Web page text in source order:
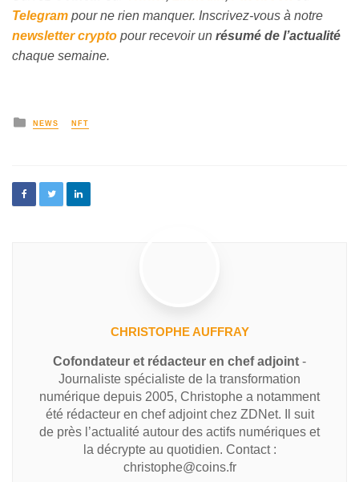
Telegram pour ne rien manquer. Inscrivez-vous à notre
newsletter crypto pour recevoir un résumé de l’actualité
chaque semaine.
NEWS NFT
CHRISTOPHE AUFFRAY
Cofondateur et rédacteur en chef adjoint -
Journaliste spécialiste de la transformation
numérique depuis 2005, Christophe a notamment
été rédacteur en chef adjoint chez ZDNet. Il suit
de près l’actualité autour des actifs numériques et
la décrypte au quotidien. Contact :
christophe@coins.fr